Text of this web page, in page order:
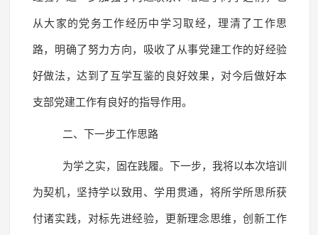
从大家的党务工作经历中学习取经，理清了工作思
路，明确了努力方向，吸收了从事党建工作的好经验
好做法，达到了互学互鉴的良好效果，对今后做好本
支部党建工作有良好的指导作用。
二、下一步工作思路
为学之实，固在践履。下一步，我将以本次培训
为契机，坚持学以致用、学用贯通，将所学所思所获
付诸实践，对标先进经验，更新理念思维，创新工作